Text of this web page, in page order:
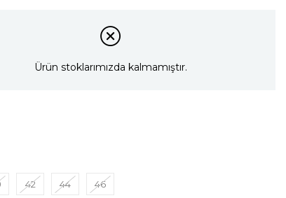
Ürün stoklarımızda kalmamıştır.
42 44 46